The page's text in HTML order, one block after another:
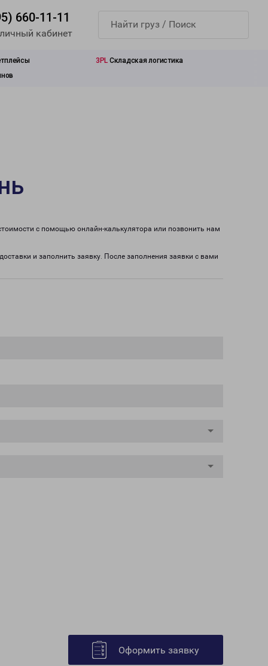
660-11-11
кабинет
3PL Складская логистика
с помощью онлайн-калькулятора или позвонить нам
и заполнить заявку. После заполнения заявки с вами
Оформить заявку